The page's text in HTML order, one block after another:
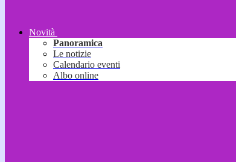
Novità
Panoramica
Le notizie
Calendario eventi
Albo online